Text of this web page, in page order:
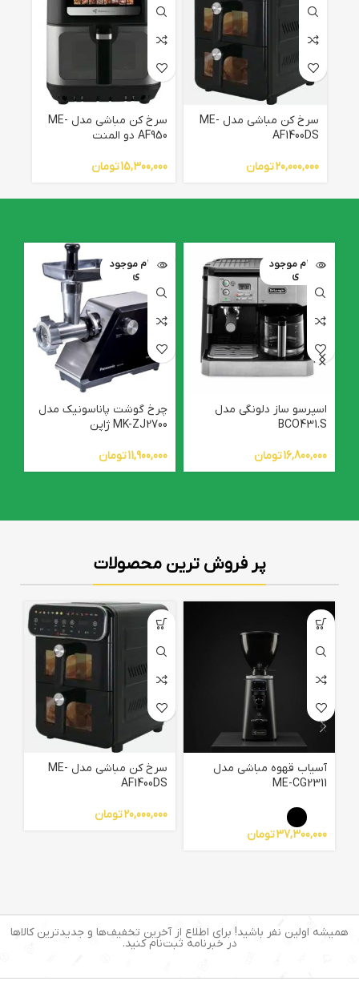
سرخ کن مباشی مدل ME-
AF1400DS
20,000,000تومان
سرخ کن مباشی مدل ME-
AF950 دو المنت
15,300,000تومان
اتمام موجود
ی
اسپرسو ساز دلونگی مدل
BCO431.S
16,800,000تومان
اتمام موجود
ی
چرخ گوشت پاناسونیک مدل
MK-ZJ2700 ژاپن
11,900,000تومان
پر فروش ترین محصولات
آسیاب قهوه مباشی مدل
ME-CG2311
37,300,000تومان
سرخ کن مباشی مدل ME-
AF1400DS
20,000,000تومان
همیشه اولین نفر باشید! برای اطلاع از آخرین تخفیف‌ها و جدیدترین کالاها
در خبرنامه ثبت‌نام کنید.